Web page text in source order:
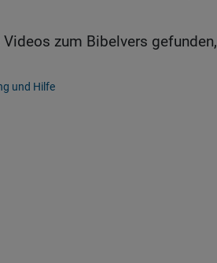
Videos zum Bibelvers
und Hilfe